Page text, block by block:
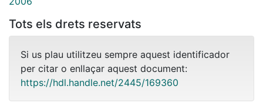
Tots els drets reservats
Si us plau utilitzeu sempre aquest identificador
per citar o enllaçar aquest document:
https://hdl.handle.net/2445/169360